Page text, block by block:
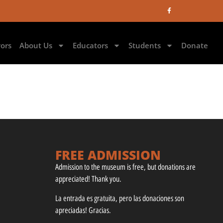
About Us Educators Students Donate
FREE ADMISSION
Admission to the museum is free, but donations are
appreciated! Thank you.
La entrada es gratuita, pero las donaciones son
apreciadas! Gracias.